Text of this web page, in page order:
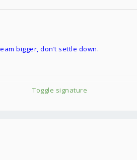
Toggle signature
bigger, don’t settle down.